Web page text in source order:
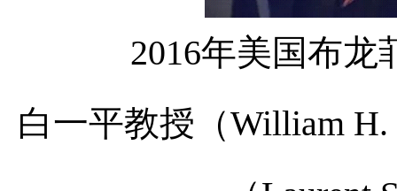
2016年美国布龙
白一平教授 （William H.